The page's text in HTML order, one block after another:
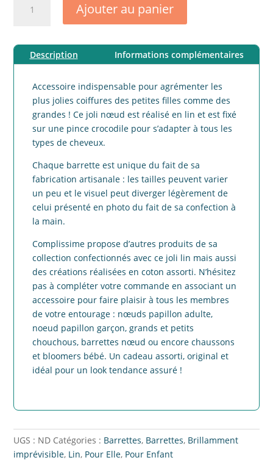
lagon
Ajouter au panier
Description Informations complémentaires
Accessoire indispensable pour agrémenter les
plus jolies coiffures des petites filles comme des
grandes ! Ce joli nœud est réalisé en lin et est fixé
sur une pince crocodile pour s’adapter à tous les
types de cheveux.
Chaque barrette est unique du fait de sa
fabrication artisanale : les tailles peuvent varier
un peu et le visuel peut diverger légèrement de
celui présenté en photo du fait de sa confection à
la main.
Complissime propose d’autres produits de sa
collection confectionnés avec ce joli lin mais aussi
des créations réalisées en coton assorti. N’hésitez
pas à compléter votre commande en associant un
accessoire pour faire plaisir à tous les membres
de votre entourage : nœuds papillon adulte,
noeud papillon garçon, grands et petits
chouchous, barrettes nœud ou encore chaussons
et bloomers bébé. Un cadeau assorti, original et
idéal pour un look tendance assuré !
UGS : ND Catégories : Barrettes, Barrettes, Brillamment
imprévisible, Lin, Pour Elle, Pour Enfant